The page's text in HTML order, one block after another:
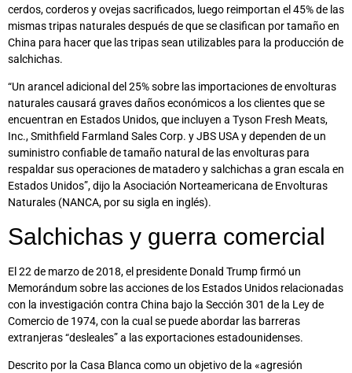
cerdos, corderos y ovejas sacrificados, luego reimportan el 45% de las
mismas tripas naturales después de que se clasifican por tamaño en
China para hacer que las tripas sean utilizables para la producción de
salchichas.
“Un arancel adicional del 25% sobre las importaciones de envolturas
naturales causará graves daños económicos a los clientes que se
encuentran en Estados Unidos, que incluyen a Tyson Fresh Meats,
Inc., Smithfield Farmland Sales Corp. y JBS USA y dependen de un
suministro confiable de tamaño natural de las envolturas para
respaldar sus operaciones de matadero y salchichas a gran escala en
Estados Unidos”, dijo la Asociación Norteamericana de Envolturas
Naturales (NANCA, por su sigla en inglés).
Salchichas y guerra comercial
El 22 de marzo de 2018, el presidente Donald Trump firmó un
Memorándum sobre las acciones de los Estados Unidos relacionadas
con la investigación contra China bajo la Sección 301 de la Ley de
Comercio de 1974, con la cual se puede abordar las barreras
extranjeras “desleales” a las exportaciones estadounidenses.
Descrito por la Casa Blanca como un objetivo de la «agresión